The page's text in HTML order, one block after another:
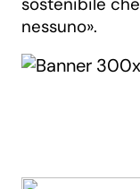
nessuno».